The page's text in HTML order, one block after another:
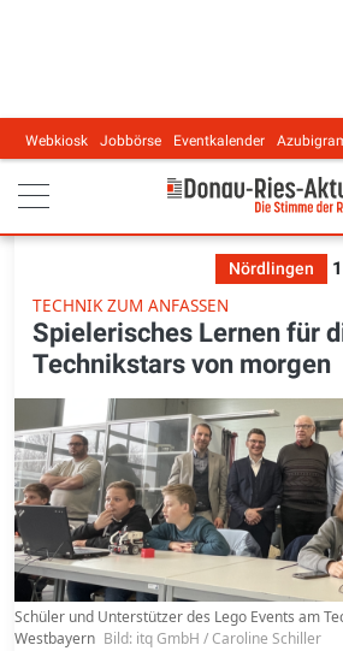
Main navigation
Webkiosk Jobbörse Eventkalender
Nördlingen
TECHNIK ZUM ANFASSEN
Spielerisches Lernen für
Technikstars von morgen
Schüler und Unterstützer des Lego Events am
Westbayern Bild: itq GmbH / Caroline Schiller